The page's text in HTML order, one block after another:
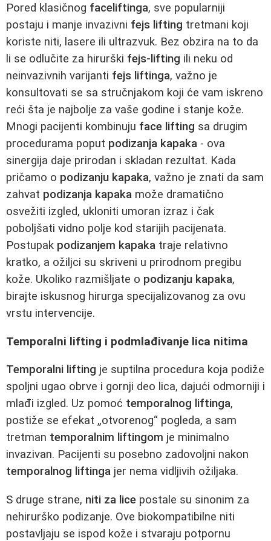
Pored klasičnog faceliftinga, sve popularniji
postaju i manje invazivni fejs lifting tretmani koji
koriste niti, lasere ili ultrazvuk. Bez obzira na to da
li se odlučite za hirurški fejs-lifting ili neku od
neinvazivnih varijanti fejs liftinga, važno je
konsultovati se sa stručnjakom koji će vam iskreno
reći šta je najbolje za vaše godine i stanje kože.
Mnogi pacijenti kombinuju face lifting sa drugim
procedurama poput podizanja kapaka - ova
sinergija daje prirodan i skladan rezultat. Kada
pričamo o podizanju kapaka, važno je znati da sam
zahvat podizanja kapaka može dramatično
osvežiti izgled, ukloniti umoran izraz i čak
poboljšati vidno polje kod starijih pacijenata.
Postupak podizanjem kapaka traje relativno
kratko, a ožiljci su skriveni u prirodnom pregibu
kože. Ukoliko razmišljate o podizanju kapaka,
birajte iskusnog hirurga specijalizovanog za ovu
vrstu intervencije.
Temporalni lifting i podmlađivanje lica nitima
Temporalni lifting je suptilna procedura koja podiže
spoljni ugao obrve i gornji deo lica, dajući odmorniji i
mlađi izgled. Uz pomoć temporalnog liftinga,
postiže se efekat „otvorenog“ pogleda, a sam
tretman temporalnim liftingom je minimalno
invazivan. Pacijenti su posebno zadovoljni nakon
temporalnog liftinga jer nema vidljivih ožiljaka.
S druge strane, niti za lice postale su sinonim za
nehirurško podizanje. Ove biokompatibilne niti
postavljaju se ispod kože i stvaraju potpornu